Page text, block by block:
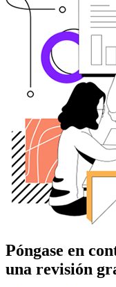
Póngase en
una revisión